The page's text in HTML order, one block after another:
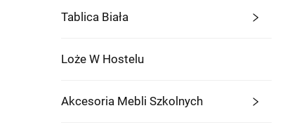
Tablica Biała
Loże W Hostelu
Akcesoria Mebli Szkolnych